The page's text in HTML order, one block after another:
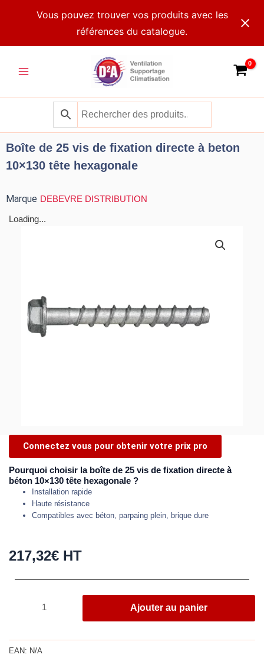
Vous pouvez trouver vos produits avec les
références du catalogue.
Menu
Boîte de 25 vis de fixation directe à beton
10×130 tête hexagonale
Marque DEBEVRE DISTRIBUTION
Loading...
Connectez vous pour obtenir votre prix pro
Pourquoi choisir la boîte de 25 vis de fixation directe à
béton 10×130 tête hexagonale ?
Installation rapide
Haute résistance
Compatibles avec béton, parpaing plein, brique dure
217,32€ HT
de
Ajouter au panier
EAN: N/A